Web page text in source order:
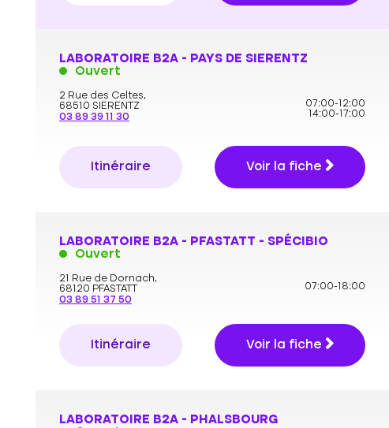
LABORATOIRE B2A - PAYS DE SIERENTZ
Ouvert
2 Rue des Celtes,
68510 SIERENTZ
03 89 39 11 30
07:00-12:00
14:00-17:00
Itinéraire Voir la fiche
LABORATOIRE B2A - PFASTATT - SPÉCIBIO
Ouvert
21 Rue de Dornach,
68120 PFASTATT
03 89 51 37 50
07:00-18:00
Itinéraire Voir la fiche
LABORATOIRE B2A - PHALSBOURG